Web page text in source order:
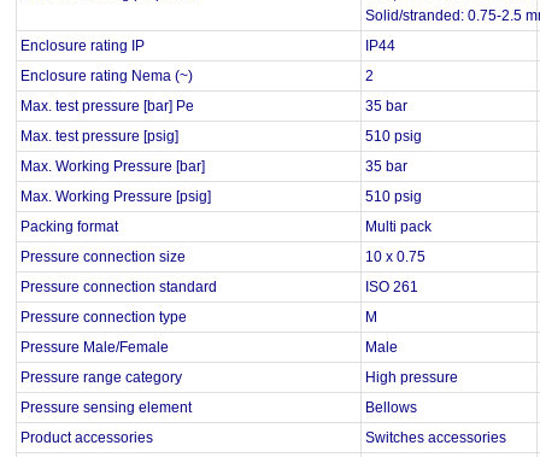
Solid/stranded: 0.75-2.5
Enclosure rating IP
IP44
Enclosure rating Nema (~)
2
Max. test pressure [bar] Pe
35 bar
Max. test pressure [psig]
510 psig
Max. Working Pressure [bar]
35 bar
Max. Working Pressure [psig]
510 psig
Packing format
Multi pack
Pressure connection size
10 x 0.75
Pressure connection standard
ISO 261
Pressure connection type
M
Pressure Male/Female
Male
Pressure range category
High pressure
Pressure sensing element
Bellows
Product accessories
Switches accessories